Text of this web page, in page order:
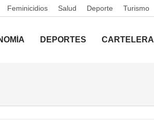
Feminicidios Salud Deporte Turismo
DEPORTES CARTELERA